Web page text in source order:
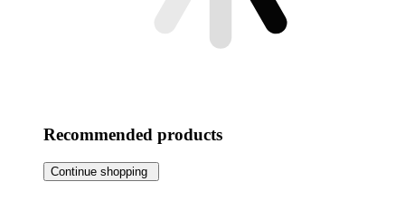
Recommended products
Continue shopping